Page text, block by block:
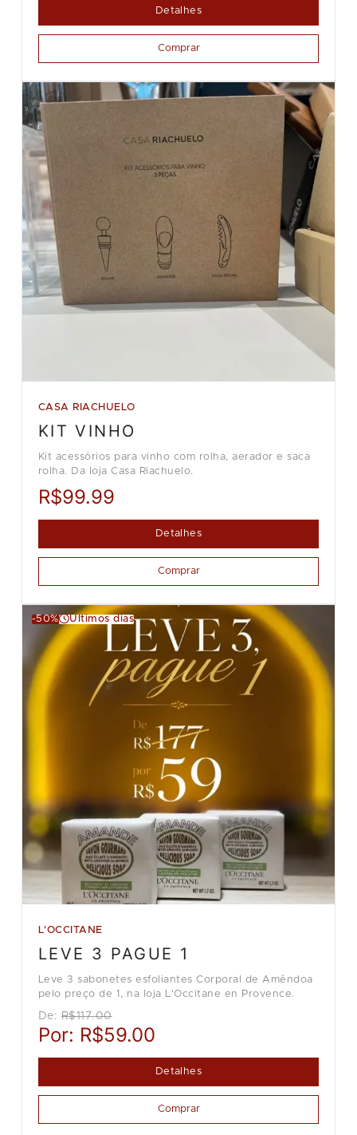
Detalhes
Comprar
CASA RIACHUELO
KIT VINHO
Kit acessórios para vinho com rolha, aerador e saca
rolha. Da loja Casa Riachuelo.
R$99.99
Detalhes
Comprar
-50% Últimos dias
L'OCCITANE
LEVE 3 PAGUE 1
Leve 3 sabonetes esfoliantes Corporal de Amêndoa
pelo preço de 1, na loja L'Occitane en Provence.
De: R$117.00
Por: R$59.00
Detalhes
Comprar